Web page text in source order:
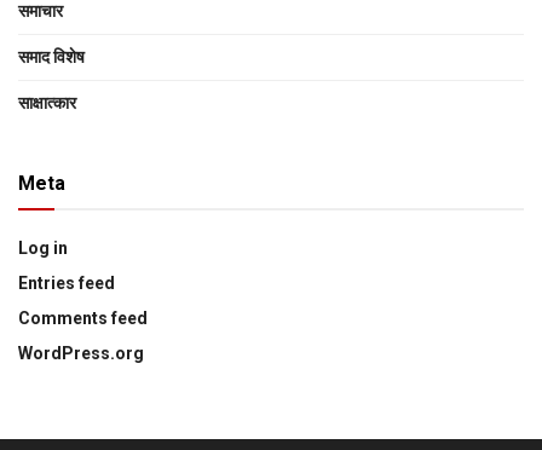
समाचार
समाद विशेष
साक्षात्‍कार
Meta
Log in
Entries feed
Comments feed
WordPress.org